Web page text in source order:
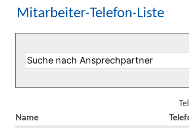
Mitarbeiter-Telefon-Liste
Name